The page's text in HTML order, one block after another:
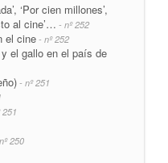
‘Por cien millones’,
al cine’… - nº 252
el cine - nº 252
el gallo en el país de
- nº 251
251
250